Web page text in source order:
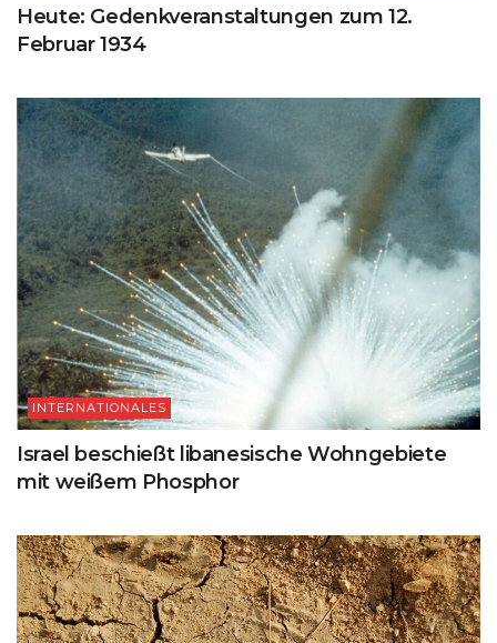
Heute: Gedenkveranstaltungen zum 12.
Februar 1934
INTERNATIONALES
Israel beschießt libanesische Wohngebiete
mit weißem Phosphor